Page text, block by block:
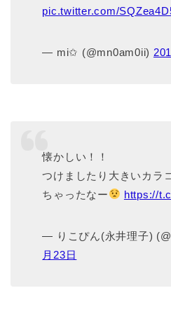
pic.twitter.com/
— mi✩ (@mn0am0ii)
懐かしい！！
つけましたり大きいカラ
ちゃったなー
https://
— りこぴん(永井理子)
月23日